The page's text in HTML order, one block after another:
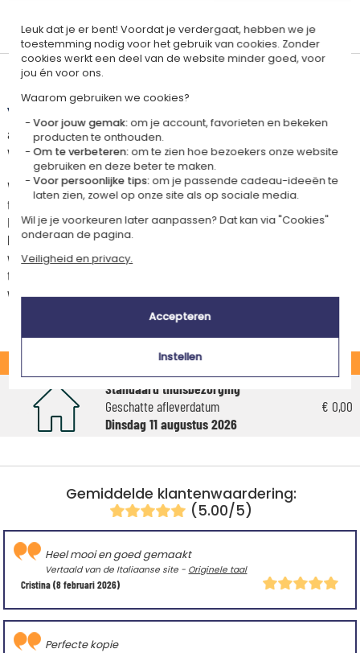
in Frankrijk
Frankrijk
Gemiddelde klantenwaardering:
(5.00/5)
Cristina(8 februari 2026)
Heel mooi en goed gemaakt
Vertaald van de Italiaanse site - Originele taal
Perfecte kopie
Levertijd en verzendkosten
atelier. Het komt in aanmerking voor de aanbieding «Gratis verzending
vanaf 85 € aankoop» -Zie voorwaarden
Voor elke bestelling onder 85 €, zijn de onderstaande verzendkosten van
toepassing.
De geschatte levertijden kunt je hieronder vinden. Je kunt de
bezorgopties bepalen: normale levering of express levering. Per cadeau
worden de mogelijke leveropties weergegeven op de artikelpagina en
tijdens de stappen van je winkelwagen. (Als je het geld overmaakt, houd
wel rekening met 3-4 dagen extra levertijd van je cadeau.)
STANDAARD
Standaard thuisbezorging
Geschatte afleverdatum
Dinsdag 11 augustus 2026
€ 0,00
Leuk dat je er bent! Voordat je verdergaat, hebben we je
toestemming nodig voor het gebruik van cookies. Zonder
cookies werkt een deel van de website minder goed, voor
jou én voor ons.
Waarom gebruiken we cookies?
Voor jouw gemak:om je account, favorieten en bekeken
producten te onthouden.
Om te verbeteren:om te zien hoe bezoekers onze website
gebruiken en deze beter te maken.
Voor persoonlijke tips:om je passende cadeau-ideeën te
laten zien, zowel op onze site als op sociale media.
Wil je je voorkeuren later aanpassen? Dat kan via "Cookies"
onderaan de pagina.
Veiligheid en privacy.
Accepteren
Instellen